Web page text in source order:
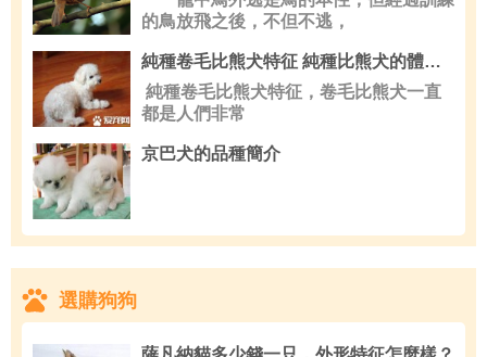
的鳥放飛之後，不但不逃，
純種卷毛比熊犬特征 純種比熊犬的體型特征
純種卷毛比熊犬特征，卷毛比熊犬一直
都是人們非常
京巴犬的品種簡介
選購狗狗